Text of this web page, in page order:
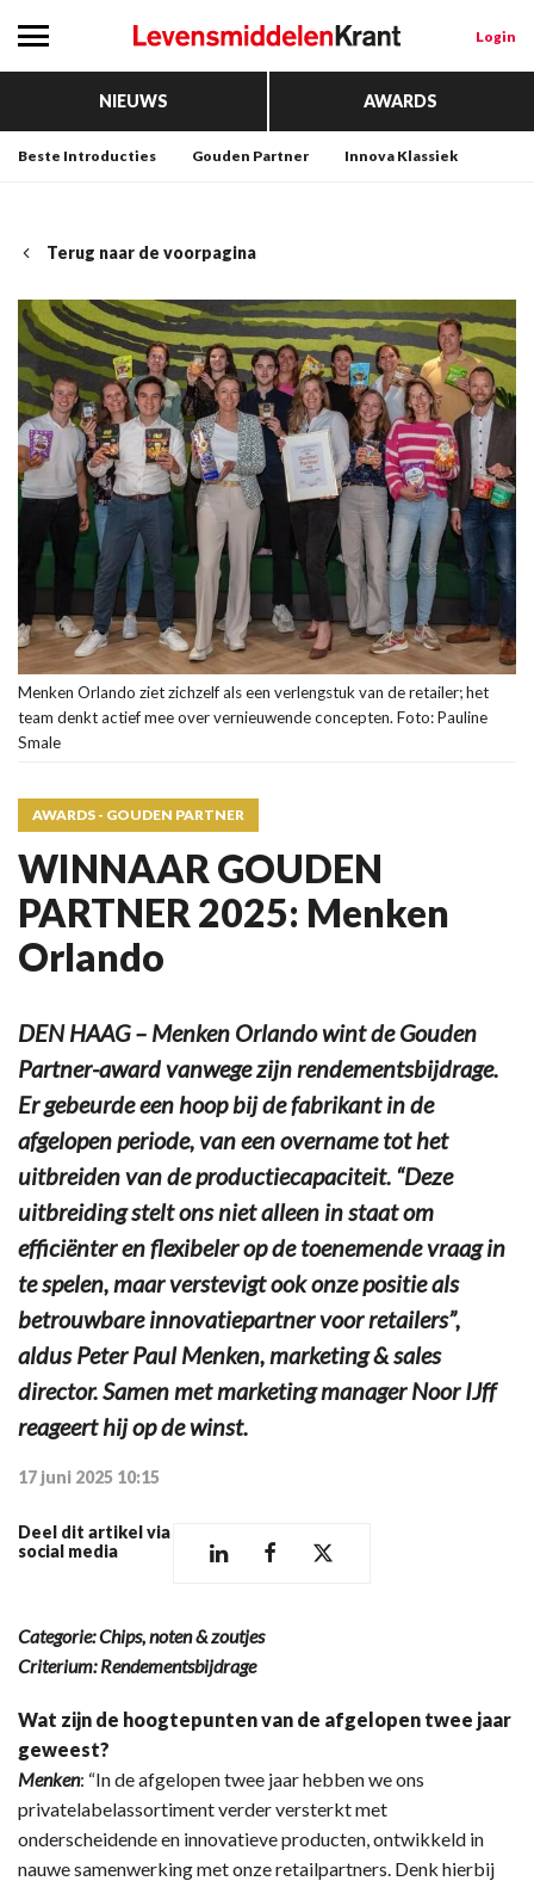
Login
NIEUWS AWARDS
Beste Introducties Gouden Partner Innova Klassiek
Terug naar de voorpagina
Menken Orlando ziet zichzelf als een verlengstuk van de retailer; het
team denkt actief mee over vernieuwende concepten. Foto: Pauline
Smale
AWARDS - GOUDEN PARTNER
WINNAAR GOUDEN
PARTNER 2025: Menken
Orlando
DEN HAAG – Menken Orlando wint de Gouden
Partner-award vanwege zijn rendementsbijdrage.
Er gebeurde een hoop bij de fabrikant in de
afgelopen periode, van een overname tot het
uitbreiden van de productiecapaciteit. “Deze
uitbreiding stelt ons niet alleen in staat om
efficiënter en flexibeler op de toenemende vraag in
te spelen, maar verstevigt ook onze positie als
betrouwbare innovatiepartner voor retailers”,
aldus Peter Paul Menken, marketing & sales
director. Samen met marketing manager Noor IJff
reageert hij op de winst.
17 juni 2025 10:15
Deel dit artikel via
social media
Categorie: Chips, noten & zoutjes
Criterium: Rendementsbijdrage
Wat zijn de hoogtepunten van de afgelopen twee jaar
geweest?
Menken: “In de afgelopen twee jaar hebben we ons
privatelabelassortiment verder versterkt met
onderscheidende en innovatieve producten, ontwikkeld in
nauwe samenwerking met onze retailpartners. Denk hierbij